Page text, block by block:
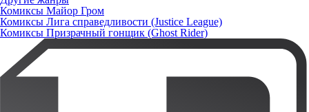
Комиксы Майор Гром
Комиксы Лига справедливости (Justice League)
Комиксы Призрачный гонщик (Ghost Rider)